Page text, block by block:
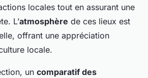
locales tout en assurant une
L’atmosphère de ces lieux est
offrant une appréciation
locale.
un comparatif des